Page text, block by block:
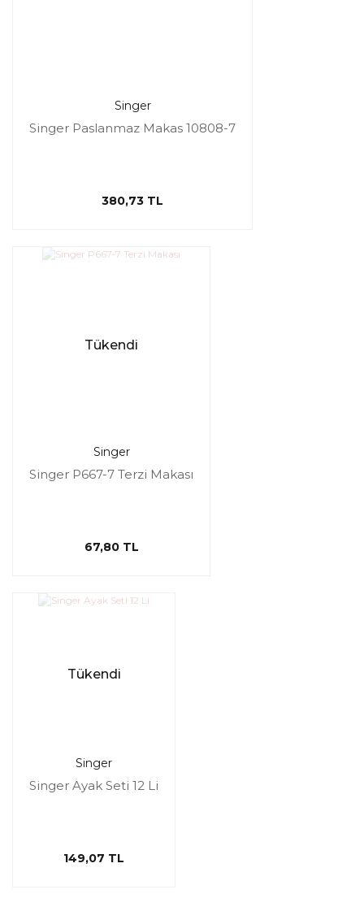
Singer
Singer Paslanmaz Makas 10808-7
380,73 TL
Tükendi
Singer
Singer P667-7 Terzi Makası
67,80 TL
Tükendi
Singer
Singer Ayak Seti 12 Li
149,07 TL